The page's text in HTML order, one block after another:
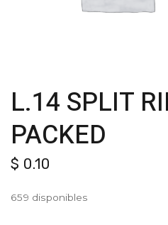
L.14 SPLIT
PACKED
$ 0.10
659 disponibles